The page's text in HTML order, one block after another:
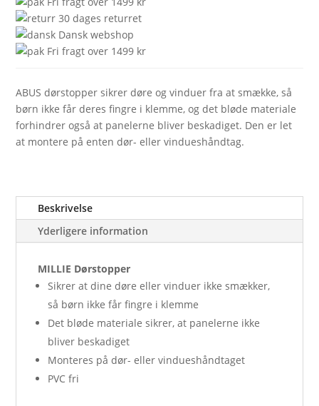
30 dages returret
Dansk webshop
Fri fragt over 1499 kr
ABUS dørstopper sikrer døre og vinduer fra at smække, så
børn ikke får deres fingre i klemme, og det bløde materiale
forhindrer også at panelerne bliver beskadiget. Den er let
at montere på enten dør- eller vindueshåndtag.
Beskrivelse
Yderligere information
MILLIE Dørstopper
Sikrer at dine døre eller vinduer ikke smækker,
så børn ikke får fingre i klemme
Det bløde materiale sikrer, at panelerne ikke
bliver beskadiget
Monteres på dør- eller vindueshåndtaget
PVC fri